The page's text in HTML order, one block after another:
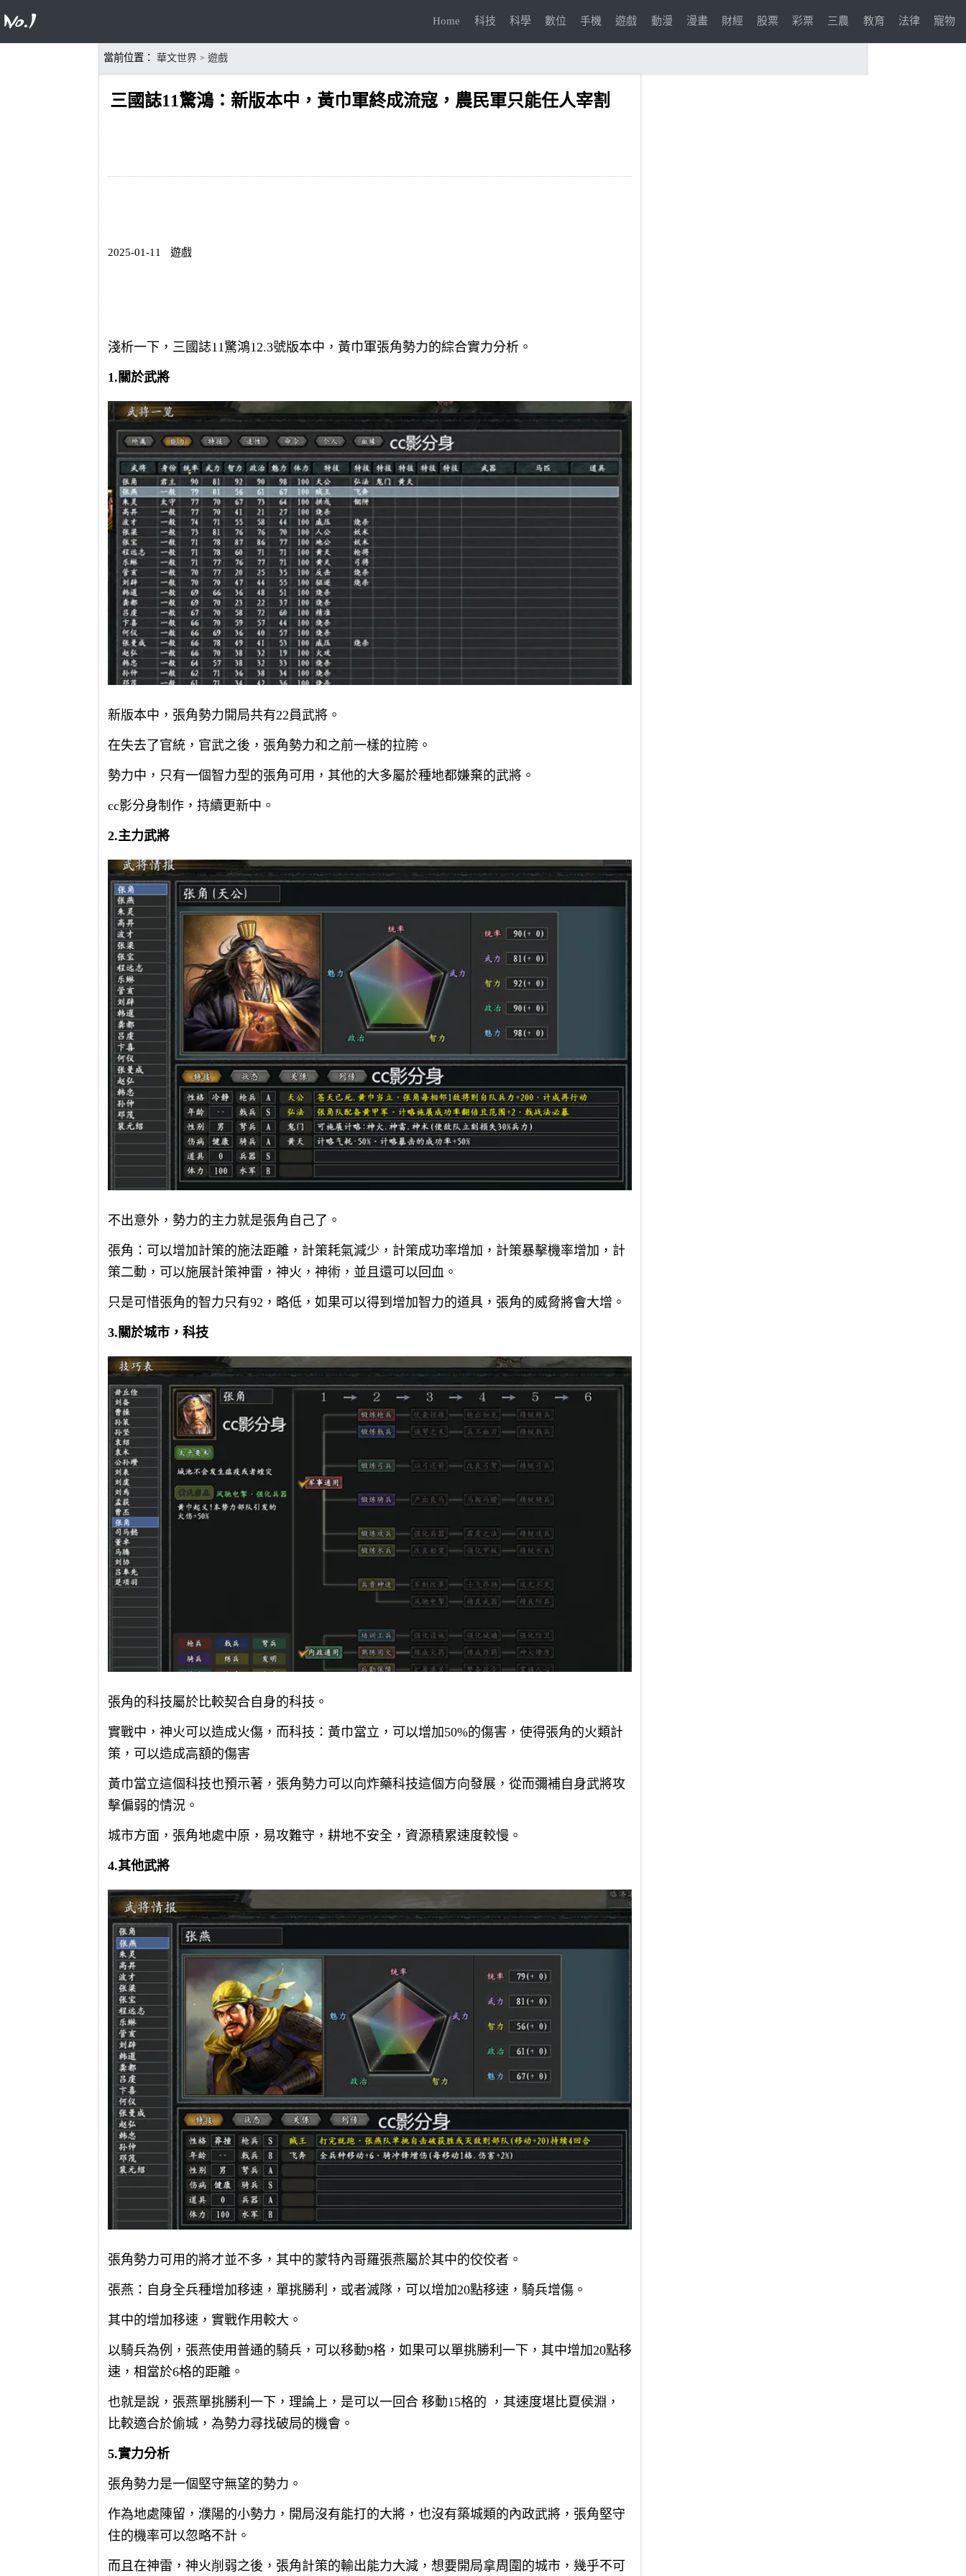
Home 科技 科學 數位 手機 遊戲 動漫 漫畫 財經 股票 彩票 三農 教育 法律 寵物
當前位置： 華文世界 > 遊戲
三國誌11驚鴻：新版本中，黃巾軍終成流寇，農民軍只能任人宰割
2025-01-11 遊戲
淺析一下，三國誌11驚鴻12.3號版本中，黃巾軍張角勢力的綜合實力分析。
1.關於武將
新版本中，張角勢力開局共有22員武將。
在失去了官統，官武之後，張角勢力和之前一樣的拉胯。
勢力中，只有一個智力型的張角可用，其他的大多屬於種地都嫌棄的武將。
cc影分身制作，持續更新中。
2.主力武將
不出意外，勢力的主力就是張角自己了。
張角：可以增加計策的施法距離，計策耗氣減少，計策成功率增加，計策暴擊機率增加，計
策二動，可以施展計策神雷，神火，神術，並且還可以回血。
只是可惜張角的智力只有92，略低，如果可以得到增加智力的道具，張角的威脅將會大增。
3.關於城市，科技
張角的科技屬於比較契合自身的科技。
實戰中，神火可以造成火傷，而科技：黃巾當立，可以增加50%的傷害，使得張角的火類計
策，可以造成高額的傷害
黃巾當立這個科技也預示著，張角勢力可以向炸藥科技這個方向發展，從而彌補自身武將攻
擊偏弱的情況。
城市方面，張角地處中原，易攻難守，耕地不安全，資源積累速度較慢。
4.其他武將
張角勢力可用的將才並不多，其中的蒙特內哥羅張燕屬於其中的佼佼者。
張燕：自身全兵種增加移速，單挑勝利，或者滅隊，可以增加20點移速，騎兵增傷。
其中的增加移速，實戰作用較大。
以騎兵為例，張燕使用普通的騎兵，可以移動9格，如果可以單挑勝利一下，其中增加20點移
速，相當於6格的距離。
也就是說，張燕單挑勝利一下，理論上，是可以一回合 移動15格的 ，其速度堪比夏侯淵，
比較適合於偷城，為勢力尋找破局的機會。
5.實力分析
張角勢力是一個堅守無望的勢力。
作為地處陳留，濮陽的小勢力，開局沒有能打的大將，也沒有築城類的內政武將，張角堅守
住的機率可以忽略不計。
而且在神雷，神火削弱之後，張角計策的輸出能力大減，想要開局拿周圍的城市，幾乎不可